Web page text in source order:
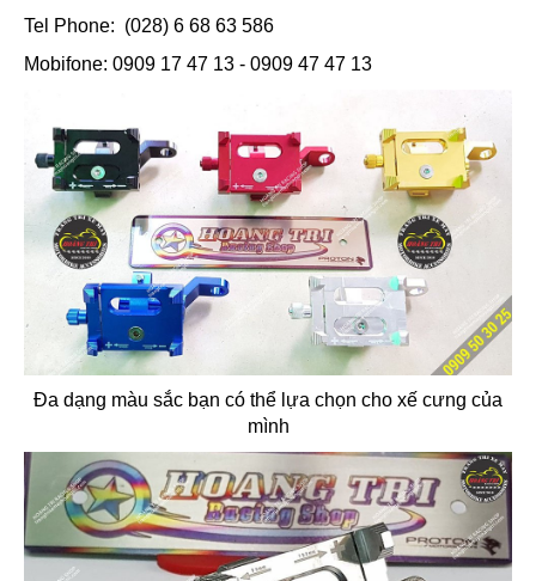
Tel Phone: (028) 6 68 63 586
Mobifone: 0909 17 47 13 - 0909 47 47 13
Đa dạng màu sắc bạn có thể lựa chọn cho xế cưng của
mình